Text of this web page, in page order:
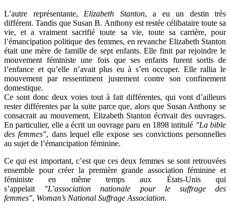
L’autre représentante, Elizabeth Stanton, a eu un destin très
différent. Tandis que Susan B. Anthony est restée célibataire toute sa
vie, et a vraiment sacrifié toute sa vie, toute sa carrière, pour
l’émancipation politique des femmes, en revanche Elizabeth Stanton
était une mère de famille de sept enfants. Elle finit par rejoindre le
mouvement féministe une fois que ses enfants furent sortis de
l’enfance et qu’elle n’avait plus eu à s’en occuper. Elle rallia le
mouvement par ressentiment justement contre son confinement
domestique.
Ce sont donc deux voies tout à fait différentes, qui vont d’ailleurs
rester différentes par la suite parce que, alors que Susan Anthony se
consacrait au mouvement, Elizabeth Stanton écrivait des ouvrages.
En particulier, elle a écrit un ouvrage paru en 1898 intitulé "La bible
des femmes", dans lequel elle expose ses convictions personnelles
au sujet de l’émancipation féminine.
Ce qui est important, c’est que ces deux femmes se sont retrouvées
ensemble pour créer la première grande association féminine et
féministe en même temps aux États-Unis qui
s’appelait
"L’association
nationale pour le suffrage des
femmes", Woman’s National Suffrage Association.